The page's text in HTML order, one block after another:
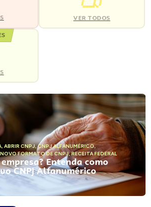
VER TODOS
, ABRIR CNPJ,CNPJ ALFANUMÉRICO,
NOVO FORMATO DE CNPJ,RECEITA FEDERAL
Entenda como
CNPJ Alfanumérico